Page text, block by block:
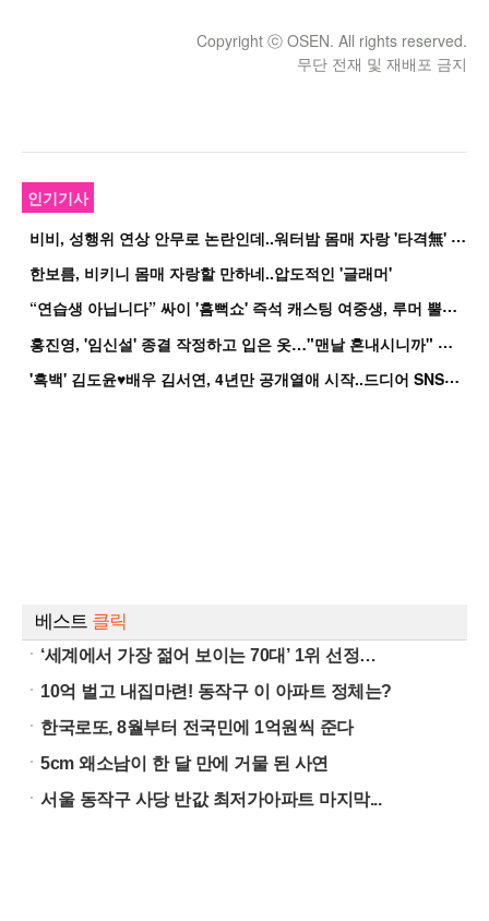
Copyright ⓒ OSEN. All rights reserved.
무단 전재 및 재배포 금지
인기기사
비
비, 성행위 연상 안무로 논란인데..워터밤 몸매 자랑 '타격無' 근황
한보름, 비키니 몸매 자랑할 만하네..압도적인 '글래머'
“
연습생 아닙니다” 싸이 '흠뻑쇼' 즉석 캐스팅 여중생, 루머 뿔났다[Oh!쎈 이...
홍
진영, '임신설' 종결 작정하고 입은 옷…"맨날 혼내시니까" 억울
'
흑백' 김도윤♥배우 김서연, 4년만 공개열애 시작..드디어 SNS에 노출 [핫피...